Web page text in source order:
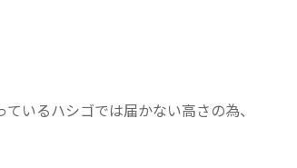
いるハシゴでは届かない高さの為、